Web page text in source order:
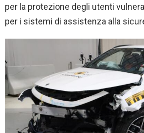
per la protezione degli utenti
per i sistemi di assistenza alla